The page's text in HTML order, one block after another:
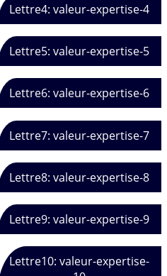
Lettre4: valeur-expertise-4
Lettre5: valeur-expertise-5
Lettre6: valeur-expertise-6
Lettre7: valeur-expertise-7
Lettre8: valeur-expertise-8
Lettre9: valeur-expertise-9
Lettre10: valeur-expertise-